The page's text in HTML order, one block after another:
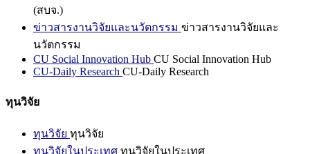
(สบจ.)
ข่าวสารงานวิจัยและนวัตกรรม ข่าวสารงานวิจัยและ
นวัตกรรม
CU Social Innovation Hub CU Social Innovation Hub
CU-Daily Research CU-Daily Research
ทุนวิจัย
ทุนวิจัย ทุนวิจัย
ทุนวิจัยในประเทศ ทุนวิจัยในประเทศ